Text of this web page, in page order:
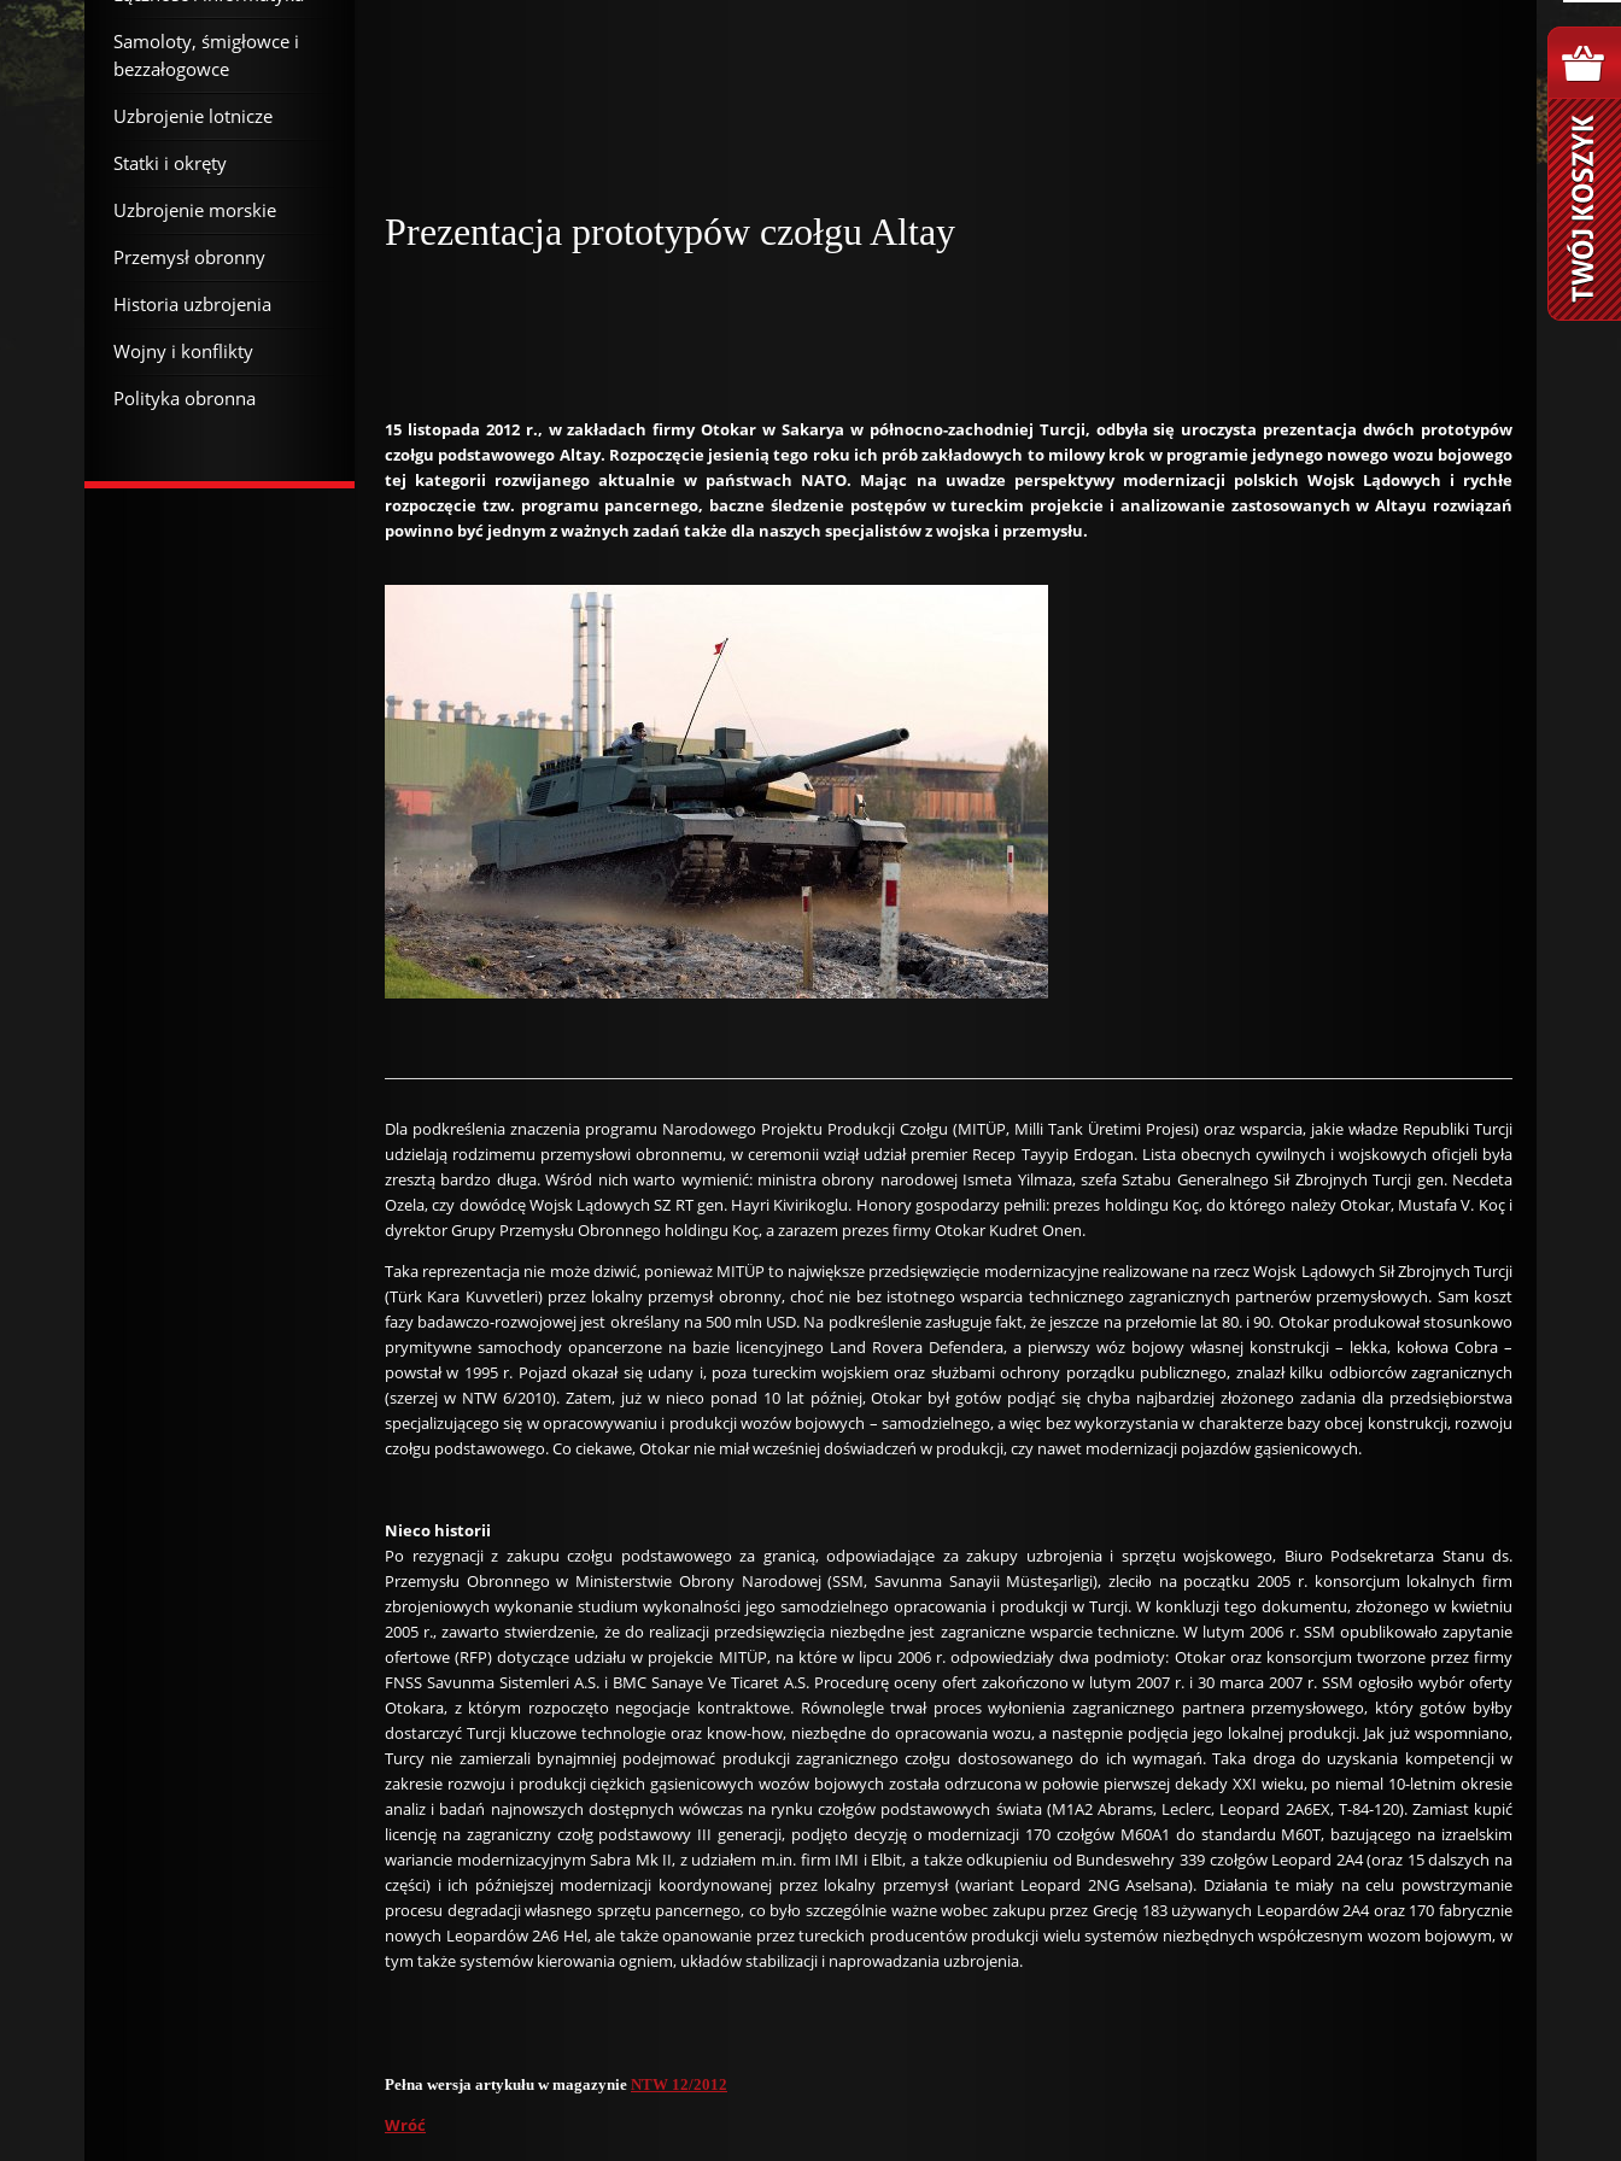
Prezentacja prototypów czołgu Altay
15 listopada 2012 r., w zakładach firmy Otokar w Sakarya w północno-zachodniej Turcji, odbyła się uroczysta prezentacja dwóch prototypów
czołgu podstawowego Altay. Rozpoczęcie jesienią tego roku ich prób zakładowych to milowy krok w programie jedynego nowego wozu bojowego
tej kategorii rozwijanego aktualnie w państwach NATO. Mając na uwadze perspektywy modernizacji polskich Wojsk Lądowych i rychłe
rozpoczęcie tzw. programu pancernego, baczne śledzenie postępów w tureckim projekcie i analizowanie zastosowanych w Altayu rozwiązań
powinno być jednym z ważnych zadań także dla naszych specjalistów z wojska i przemysłu.
Dla podkreślenia znaczenia programu Narodowego Projektu Produkcji Czołgu (MITÜP, Milli Tank Üretimi Projesi) oraz wsparcia, jakie władze Republiki Turcji
udzielają rodzimemu przemysłowi obronnemu, w ceremonii wziął udział premier Recep Tayyip Erdogan. Lista obecnych cywilnych i wojskowych oficjeli była
zresztą bardzo długa. Wśród nich warto wymienić: ministra obrony narodowej Ismeta Yilmaza, szefa Sztabu Generalnego Sił Zbrojnych Turcji gen. Necdeta
Ozela, czy dowódcę Wojsk Lądowych SZ RT gen. Hayri Kivirikoglu. Honory gospodarzy pełnili: prezes holdingu Koç, do którego należy Otokar, Mustafa V. Koç i
dyrektor Grupy Przemysłu Obronnego holdingu Koç, a zarazem prezes firmy Otokar Kudret Onen.
Taka reprezentacja nie może dziwić, ponieważ MITÜP to największe przedsięwzięcie modernizacyjne realizowane na rzecz Wojsk Lądowych Sił Zbrojnych Turcji
(Türk Kara Kuvvetleri) przez lokalny przemysł obronny, choć nie bez istotnego wsparcia technicznego zagranicznych partnerów przemysłowych. Sam koszt
fazy badawczo-rozwojowej jest określany na 500 mln USD. Na podkreślenie zasługuje fakt, że jeszcze na przełomie lat 80. i 90. Otokar produkował stosunkowo
prymitywne samochody opancerzone na bazie licencyjnego Land Rovera Defendera, a pierwszy wóz bojowy własnej konstrukcji – lekka, kołowa Cobra –
powstał w 1995 r. Pojazd okazał się udany i, poza tureckim wojskiem oraz służbami ochrony porządku publicznego, znalazł kilku odbiorców zagranicznych
(szerzej w NTW 6/2010). Zatem, już w nieco ponad 10 lat później, Otokar był gotów podjąć się chyba najbardziej złożonego zadania dla przedsiębiorstwa
specjalizującego się w opracowywaniu i produkcji wozów bojowych – samodzielnego, a więc bez wykorzystania w charakterze bazy obcej konstrukcji, rozwoju
czołgu podstawowego. Co ciekawe, Otokar nie miał wcześniej doświadczeń w produkcji, czy nawet modernizacji pojazdów gąsienicowych.
Nieco historii
Po rezygnacji z zakupu czołgu podstawowego za granicą, odpowiadające za zakupy uzbrojenia i sprzętu wojskowego, Biuro Podsekretarza Stanu ds.
Przemysłu Obronnego w Ministerstwie Obrony Narodowej (SSM, Savunma Sanayii Müsteşarligi), zleciło na początku 2005 r. konsorcjum lokalnych firm
zbrojeniowych wykonanie studium wykonalności jego samodzielnego opracowania i produkcji w Turcji. W konkluzji tego dokumentu, złożonego w kwietniu
2005 r., zawarto stwierdzenie, że do realizacji przedsięwzięcia niezbędne jest zagraniczne wsparcie techniczne. W lutym 2006 r. SSM opublikowało zapytanie
ofertowe (RFP) dotyczące udziału w projekcie MITÜP, na które w lipcu 2006 r. odpowiedziały dwa podmioty: Otokar oraz konsorcjum tworzone przez firmy
FNSS Savunma Sistemleri A.S. i BMC Sanaye Ve Ticaret A.S. Procedurę oceny ofert zakończono w lutym 2007 r. i 30 marca 2007 r. SSM ogłosiło wybór oferty
Otokara, z którym rozpoczęto negocjacje kontraktowe. Równolegle trwał proces wyłonienia zagranicznego partnera przemysłowego, który gotów byłby
dostarczyć Turcji kluczowe technologie oraz know-how, niezbędne do opracowania wozu, a następnie podjęcia jego lokalnej produkcji. Jak już wspomniano,
Turcy nie zamierzali bynajmniej podejmować produkcji zagranicznego czołgu dostosowanego do ich wymagań. Taka droga do uzyskania kompetencji w
zakresie rozwoju i produkcji ciężkich gąsienicowych wozów bojowych została odrzucona w połowie pierwszej dekady XXI wieku, po niemal 10-letnim okresie
analiz i badań najnowszych dostępnych wówczas na rynku czołgów podstawowych świata (M1A2 Abrams, Leclerc, Leopard 2A6EX, T-84-120). Zamiast kupić
licencję na zagraniczny czołg podstawowy III generacji, podjęto decyzję o modernizacji 170 czołgów M60A1 do standardu M60T, bazującego na izraelskim
wariancie modernizacyjnym Sabra Mk II, z udziałem m.in. firm IMI i Elbit, a także odkupieniu od Bundeswehry 339 czołgów Leopard 2A4 (oraz 15 dalszych na
części) i ich późniejszej modernizacji koordynowanej przez lokalny przemysł (wariant Leopard 2NG Aselsana). Działania te miały na celu powstrzymanie
procesu degradacji własnego sprzętu pancernego, co było szczególnie ważne wobec zakupu przez Grecję 183 używanych Leopardów 2A4 oraz 170 fabrycznie
nowych Leopardów 2A6 Hel, ale także opanowanie przez tureckich producentów produkcji wielu systemów niezbędnych współczesnym wozom bojowym, w
tym także systemów kierowania ogniem, układów stabilizacji i naprowadzania uzbrojenia.
Pełna wersja artykułu w magazynie NTW 12/2012
Wróć
Samoloty, śmigłowce i
bezzałogowce
Uzbrojenie lotnicze
Statki i okręty
Uzbrojenie morskie
Przemysł obronny
Historia uzbrojenia
Wojny i konflikty
Polityka obronna